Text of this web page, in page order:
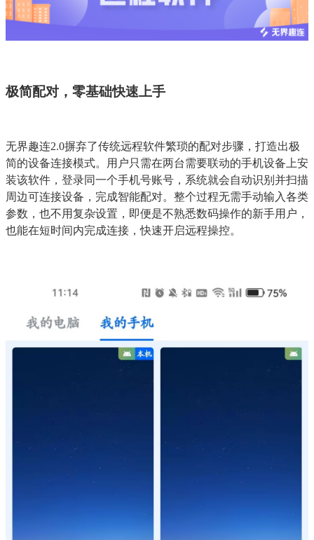
极简配对，零基础快速上手
无界趣连2.0摒弃了传统远程软件繁琐的配对步骤，打造出极
简的设备连接模式。用户只需在两台需要联动的手机设备上安
装该软件，登录同一个手机号账号，系统就会自动识别并扫描
周边可连接设备，完成智能配对。整个过程无需手动输入各类
参数，也不用复杂设置，即便是不熟悉数码操作的新手用户，
也能在短时间内完成连接，快速开启远程操控。